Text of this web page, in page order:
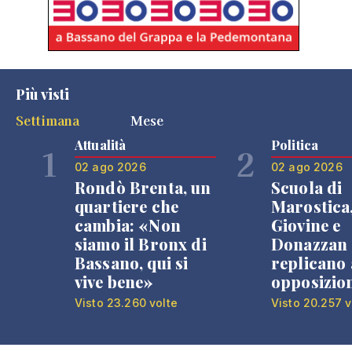
Più visti
Settimana
Mese
1 Attualità
02 ago 2026
Rondò Brenta, un
quartiere che
cambia: «Non
siamo il Bronx di
Bassano, qui si
vive bene»
Visto 23.260 volte
2 Politica
02 ago 2026
Scuola di
Giovine e
Donazzan
replicano
Visto 20.257